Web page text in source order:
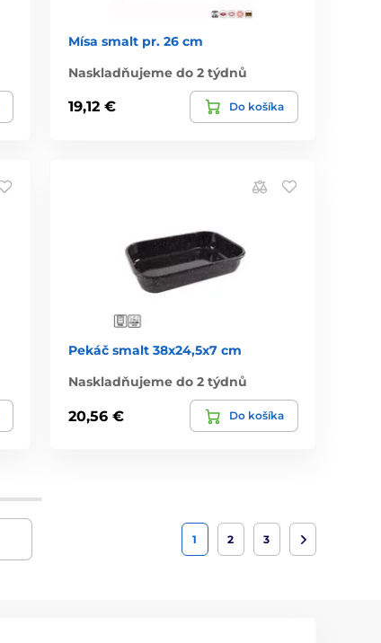
Mísa smalt pr. 26 cm
Naskladňujeme do 2 týdnů
19,12 € Do košíka
Pekáč smalt 38x24,5x7 cm
Naskladňujeme do 2 týdnů
20,56 € Do košíka
1 2 3